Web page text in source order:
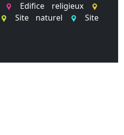
Edifice religieux
Site naturel
Site